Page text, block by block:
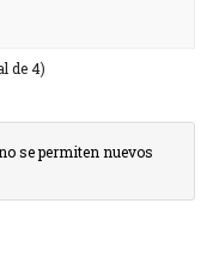
de 4)
se permiten nuevos